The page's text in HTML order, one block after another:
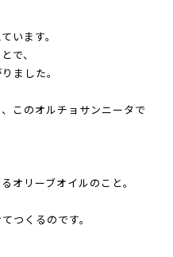
います。
で、
ました。
このオルチョサンニータで
オリーブオイルのこと。
つくるのです。